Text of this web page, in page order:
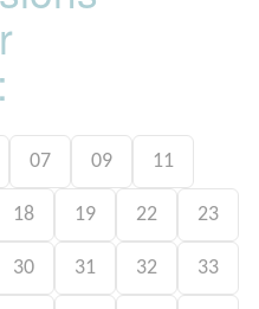
07 09 11
18 19 22 23
30 31 32 33